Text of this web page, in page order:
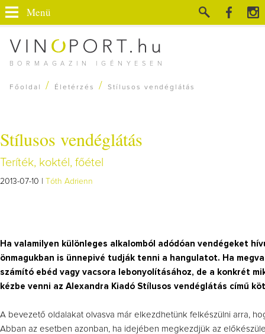
BORMAGAZIN IGÉNYESEN
Menü
Főoldal / Életérzés / Stílusos vendéglátás
Stílusos vendéglátás
Teríték, koktél, főétel
2013-07-10 | Tóth Adrienn
Ha valamilyen különleges alkalomból adódóan vendégeket
önmagukban is ünnepivé tudják tenni a hangulatot. Ha
számító ebéd vagy vacsora lebonyolításához, de a konkrét
kézbe venni az Alexandra Kiadó Stílusos vendéglátás című
A bevezető oldalakat olvasva már elkezdhetünk felkészülni arra,
Abban az esetben azonban, ha idejében megkezdjük az